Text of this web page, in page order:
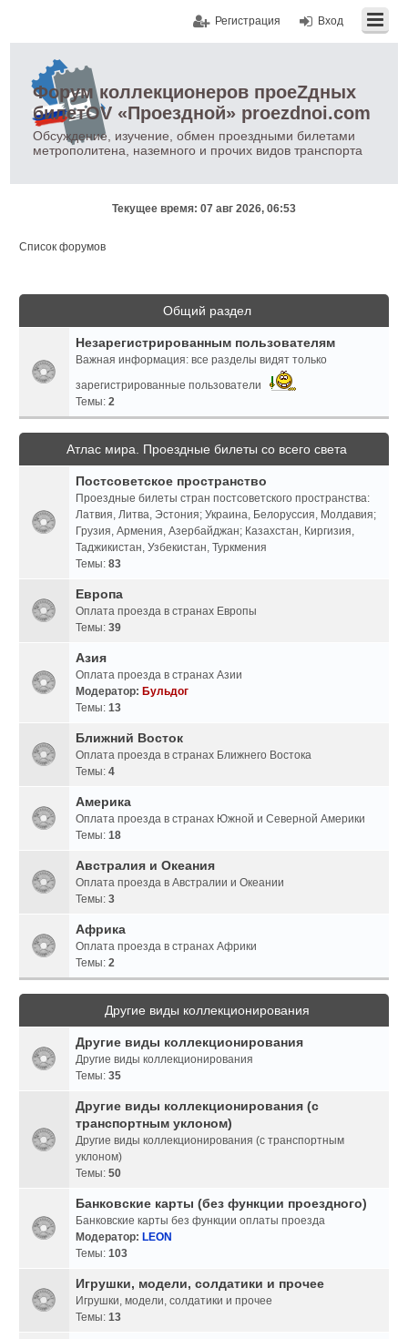
Вход
Регистрация
Форум коллекционеров проеZдных
билетOV «Проездной» proezdnoi.com
Обсуждение, изучение, обмен проездными билетами
метрополитена, наземного и прочих видов транспорта
Текущее время: 07 авг 2026, 06:53
Список форумов
Общий раздел
Незарегистрированным пользователям
Важная информация: все разделы видят только
зарегистрированные пользователи
Темы:2
Атлас мира. Проездные билеты со всего света
Постсоветское пространство
Проездные билеты стран постсоветского пространства:
Латвия, Литва, Эстония; Украина, Белоруссия, Молдавия;
Грузия, Армения, Азербайджан; Казахстан, Киргизия,
Таджикистан, Узбекистан, Туркмения
Темы:83
Европа
Оплата проезда в странах Европы
Темы:39
Азия
Оплата проезда в странах Азии
Модератор: Бульдог
Темы:13
Ближний Восток
Оплата проезда в странах Ближнего Востока
Темы:4
Америка
Оплата проезда в странах Южной и Северной Америки
Темы:18
Австралия и Океания
Оплата проезда в Австралии и Океании
Темы:3
Африка
Оплата проезда в странах Африки
Темы:2
Другие виды коллекционирования
Другие виды коллекционирования
Другие виды коллекционирования
Темы:35
Другие виды коллекционирования (с
транспортным уклоном)
Другие виды коллекционирования (с транспортным
уклоном)
Темы:50
Банковские карты (без функции проездного)
Банковские карты без функции оплаты проезда
Модератор: LEON
Темы:103
Игрушки, модели, солдатики и прочее
Игрушки, модели, солдатики и прочее
Темы:13